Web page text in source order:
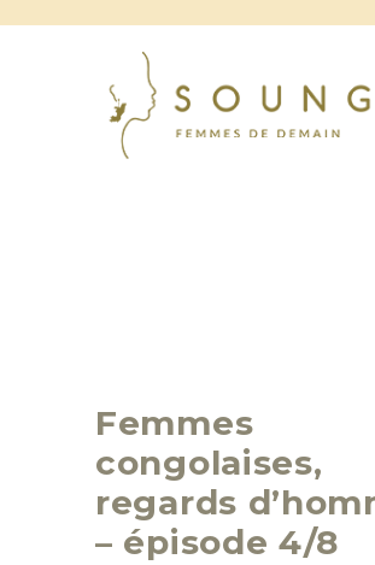
Femmes
congolaises,
regards
– épisode 4/8